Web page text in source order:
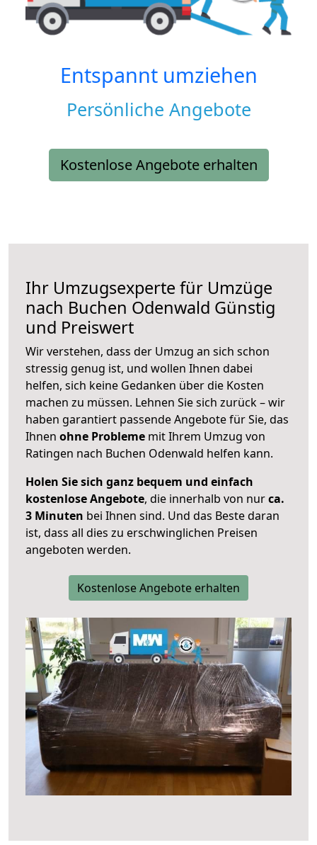
Entspannt umziehen
Persönliche Angebote
Kostenlose Angebote erhalten
Ihr Umzugsexperte für Umzüge
nach Buchen Odenwald Günstig
und Preiswert
Wir verstehen, dass der Umzug an sich schon
stressig genug ist, und wollen Ihnen dabei
helfen, sich keine Gedanken über die Kosten
machen zu müssen. Lehnen Sie sich zurück – wir
haben garantiert passende Angebote für Sie, das
Ihnen ohne Probleme mit Ihrem Umzug von
Ratingen nach Buchen Odenwald helfen kann.
Holen Sie sich ganz bequem und einfach
kostenlose Angebote, die innerhalb von nurca.
3 Minuten bei Ihnen sind. Und das Beste daran
ist, dass all dies zu erschwinglichen Preisen
angeboten werden.
Kostenlose Angebote erhalten